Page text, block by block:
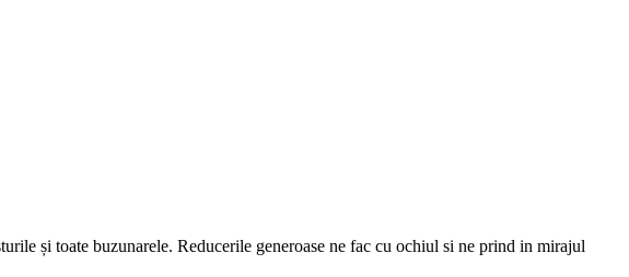
și toate buzunarele. Reducerile generoase ne fac cu ochiul si ne prind in mirajul